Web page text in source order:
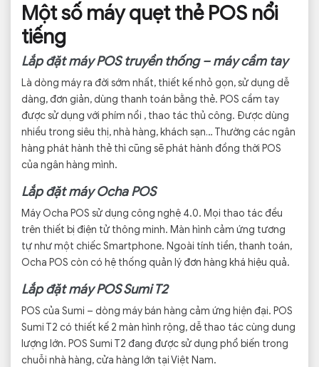
Một số máy quẹt thẻ POS nổi
tiếng
Lắp đặt máy POS truyền thống – máy cầm tay
Là dòng máy ra đời sớm nhất, thiết kế nhỏ gọn, sử dụng dễ
dàng, đơn giản, dùng thanh toán bằng thẻ. POS cầm tay
được sử dụng với phím nổi , thao tác thủ công. Được dùng
nhiều trong siêu thị, nhà hàng, khách sạn… Thường các ngân
hàng phát hành thẻ thì cũng sẽ phát hành đồng thời POS
của ngân hàng mình.
Lắp đặt máy Ocha POS
Máy Ocha POS sử dụng công nghệ 4.0. Mọi thao tác đều
trên thiết bị điện tử thông minh. Màn hình cảm ứng tương
tự như một chiếc Smartphone. Ngoài tính tiền, thanh toán,
Ocha POS còn có hệ thống quản lý đơn hàng khá hiệu quả.
Lắp đặt máy POS Sumi T2
POS của Sumi – dòng máy bán hàng cảm ứng hiện đại. POS
Sumi T2 có thiết kế 2 màn hình rộng, dễ thao tác cùng dung
lượng lớn. POS Sumi T2 đang được sử dụng phổ biến trong
chuỗi nhà hàng, cửa hàng lớn tại Việt Nam.